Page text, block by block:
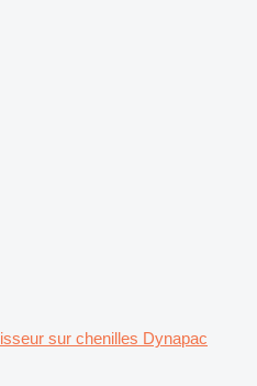
sur chenilles Dynapac